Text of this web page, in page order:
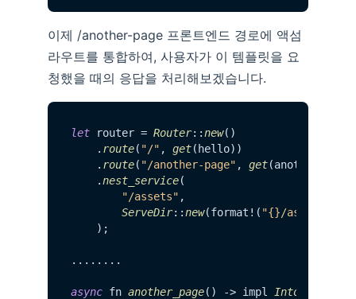
이제 /another-page 프론트엔드 경로에 액섬
라우트를 통합하여, 사용자가 이 템플릿을 요
청했을 때의 응답을 처리해보겠습니다.
let router = Router::new()
    .
route( "/" , get(hello))
    .
route( "/another-page" , get
    .
nest_service(
"/assets" ,
ServeDir::new(format!( "{}/assets"
    );
........
async fn another_page() -> impl IntoResponse